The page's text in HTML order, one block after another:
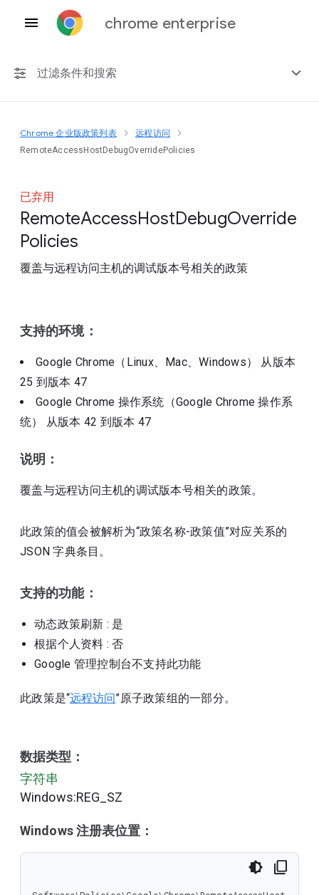
chrome enterprise
过滤条件和搜索
任何平台
包括已弃用的政策
Chrome 企业版政策列表 远程访问
RemoteAccessHostDebugOverridePolicies
已弃用
RemoteAccessHostDebugOverride
Policies
覆盖与远程访问主机的调试版本号相关的政策
支持的环境：
Google Chrome（Linux、Mac、Windows） 从版本
25 到版本 47
Google Chrome 操作系统（Google Chrome 操作系
统） 从版本 42 到版本 47
说明：
覆盖与远程访问主机的调试版本号相关的政策。
此政策的值会被解析为“政策名称-政策值”对应关系的
JSON 字典条目。
支持的功能：
动态政策刷新 : 是
根据个人资料 : 否
Google 管理控制台不支持此功能
此政策是“远程访问”原子政策组的一部分。
数据类型：
字符串
Windows:REG_SZ
Windows 注册表位置：